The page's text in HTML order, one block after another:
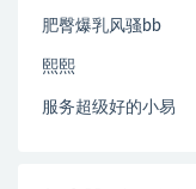
肥臀爆乳风骚bb
熙熙
服务超级好的小易